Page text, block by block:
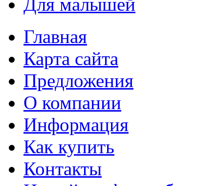
Главная
Карта сайта
Предложения
О компании
Информация
Как купить
Контакты